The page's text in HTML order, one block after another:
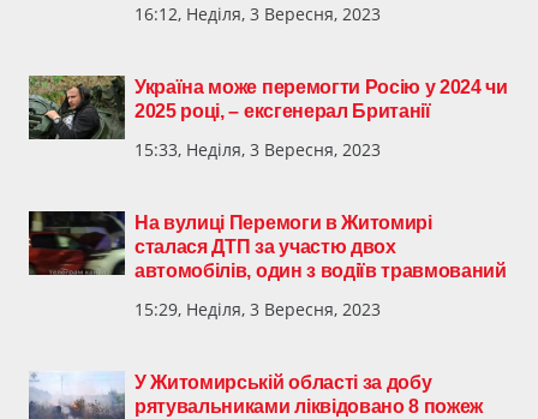
16:12, Неділя, 3 Вересня, 2023
Україна може перемогти Росію у 2024 чи
2025 році, – ексгенерал Британії
15:33, Неділя, 3 Вересня, 2023
На вулиці Перемоги в Житомирі
сталася ДТП за участю двох
автомобілів, один з водіїв травмований
15:29, Неділя, 3 Вересня, 2023
У Житомирській області за добу
рятувальниками ліквідовано 8 пожеж